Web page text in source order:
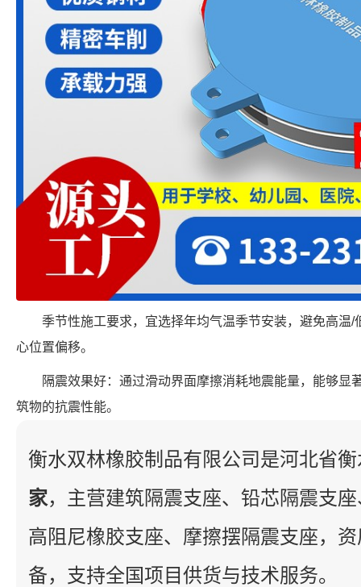
季节性施工要求，宜选择年均气温季节安装，避免高温
心位置偏移。
隔震效果好：通过滑动界面摩擦消耗地震能量，能够显
筑物的抗震性能。
衡水双林橡胶制品有限公司是河北省
家，主营建筑隔震支座、铅芯隔震支
高阻尼橡胶支座、摩擦摆隔震支座，
备，支持全国项目供货与技术服务。